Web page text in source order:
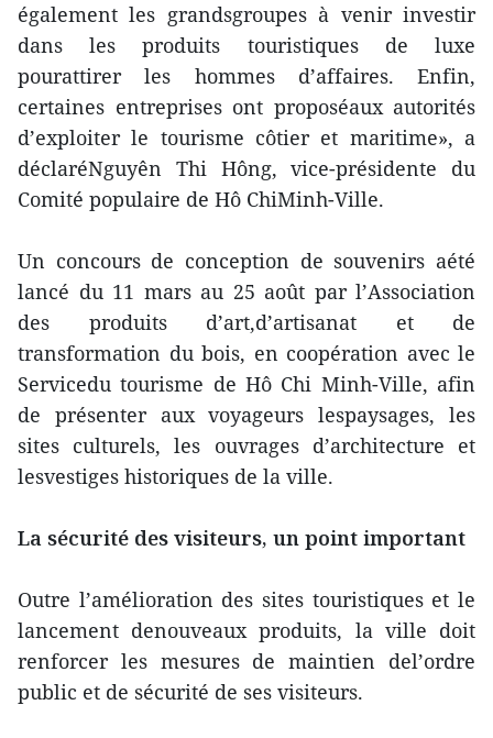
également les grandsgroupes à venir investir
dans les produits touristiques de luxe
pourattirer les hommes d’affaires. Enfin,
certaines entreprises ont proposéaux autorités
d’exploiter le tourisme côtier et maritime», a
déclaréNguyên Thi Hông, vice-présidente du
Comité populaire de Hô ChiMinh-Ville.
Un concours de conception de souvenirs aété
lancé du 11 mars au 25 août par l’Association
des produits d’art,d’artisanat et de
transformation du bois, en coopération avec le
Servicedu tourisme de Hô Chi Minh-Ville, afin
de présenter aux voyageurs lespaysages, les
sites culturels, les ouvrages d’architecture et
lesvestiges historiques de la ville.
La sécurité des visiteurs, un point important
Outre l’amélioration des sites touristiques et le
lancement denouveaux produits, la ville doit
renforcer les mesures de maintien del’ordre
public et de sécurité de ses visiteurs.